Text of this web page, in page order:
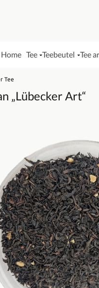
Home Tee Teebeutel Tee
Tee
„Lübecker Art“